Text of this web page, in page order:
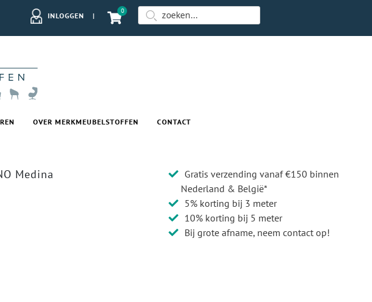
INLOGGEN |
0
OVER MERKMEUBELSTOFFEN CONTACT
Medina
Gratis verzending vanaf €150 binnen
Nederland & België*
5% korting bij 3 meter
10% korting bij 5 meter
Bij grote afname, neem contact op!